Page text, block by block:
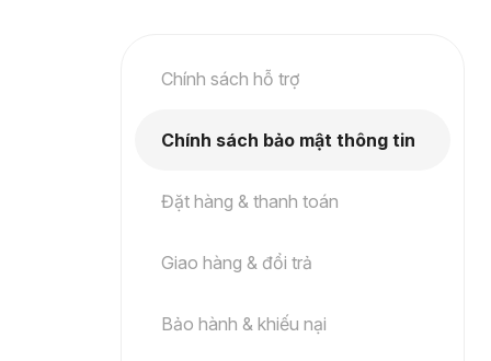
Chính sách hỗ trợ
Chính sách bảo mật thông tin
Đặt hàng & thanh toán
Giao hàng & đổi trả
Bảo hành & khiếu nại